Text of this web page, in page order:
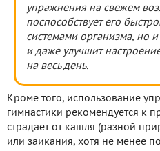
упражнения на свежем
поспособствует его
системами организма, но
и даже улучшит
на весь день.
Кроме того, использование
гимнастики рекомендуется к
страдает от кашля (разной
или заикания, хотя не менее